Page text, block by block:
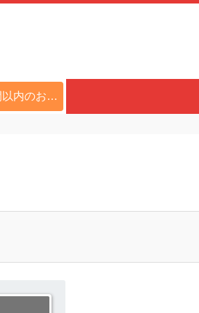
単発！1週間以内のお仕事